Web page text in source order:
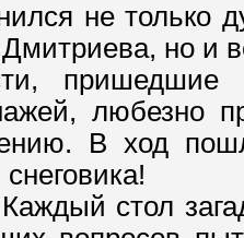
не только
но и
пришедшие
любезно
В ход
стол